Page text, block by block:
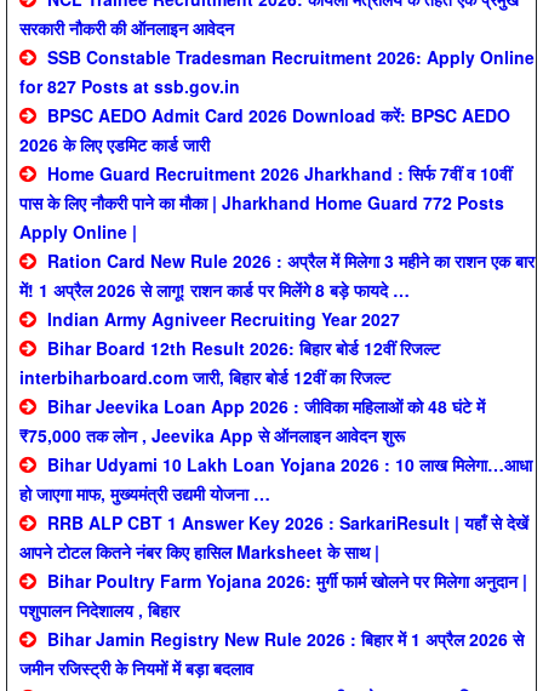
सरकारी नौकरी की ऑनलाइन आवेदन
SSB Constable Tradesman Recruitment 2026: Apply Online
for 827 Posts at ssb.gov.in
BPSC AEDO Admit Card 2026 Download करें: BPSC AEDO
2026 के लिए एडमिट कार्ड जारी
Home Guard Recruitment 2026 Jharkhand : सिर्फ 7वीं व 10वीं
पास के लिए नौकरी पाने का मौका | Jharkhand Home Guard 772 Posts
Apply Online |
Ration Card New Rule 2026 : अप्रैल में मिलेगा 3 महीने का राशन एक बार
में! 1 अप्रैल 2026 से लागू! राशन कार्ड पर मिलेंगे 8 बड़े फायदे …
Indian Army Agniveer Recruiting Year 2027
Bihar Board 12th Result 2026: बिहार बोर्ड 12वीं रिजल्ट
interbiharboard.com जारी, बिहार बोर्ड 12वीं का रिजल्ट
Bihar Jeevika Loan App 2026 : जीविका महिलाओं को 48 घंटे में
₹75,000 तक लोन , Jeevika App से ऑनलाइन आवेदन शुरू
Bihar Udyami 10 Lakh Loan Yojana 2026 : 10 लाख मिलेगा…आधा
हो जाएगा माफ, मुख्यमंत्री उद्यमी योजना …
RRB ALP CBT 1 Answer Key 2026 : SarkariResult | यहाँ से देखें
आपने टोटल कितने नंबर किए हासिल Marksheet के साथ |
Bihar Poultry Farm Yojana 2026: मुर्गी फार्म खोलने पर मिलेगा अनुदान |
पशुपालन निदेशालय , बिहार
Bihar Jamin Registry New Rule 2026 : बिहार में 1 अप्रैल 2026 से
जमीन रजिस्ट्री के नियमों में बड़ा बदलाव